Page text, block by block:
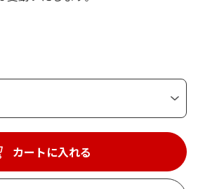
カートに入れる